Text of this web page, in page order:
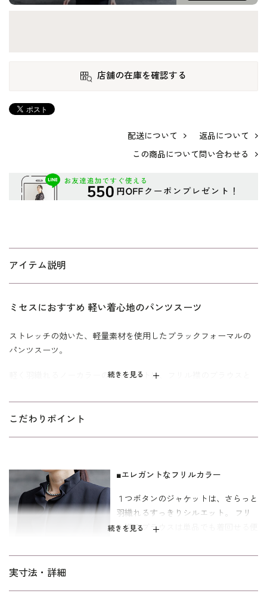
店舗の在庫を確認する
配送について
返品について
この商品について問い合わせる
アイテム説明
続きを見る
ミセスにおすすめ 軽い着心地のパンツスーツ
ストレッチの効いた、軽量素材を使用したブラックフォーマルの
パンツスーツ。
軽く羽織れるノーカラーのジャケットに、フリル襟のブラウスと
ぞれ単品でも着回しできる便利なアイテムです。 フリルがポイン
トのブラウスは1枚でもきちんした印象。 パンツは前ファスナー、
寸法はミセス向けの｢少しゆったり｣パターンを使用。 ストレッチ
性のある軽量素材で、長時間でも安心です。 「標準」に比べて二
の腕、ウエスト、ヒップを中心にゆとりを持たせています。
こだわりポイント
続きを見る
■エレガントなフリルカラー
１つボタンのジャケットは、さらっと
羽織れるすっきりシルエット。 フリ
ル襟のブラウスは単品でも着回せる便
実寸法・詳細